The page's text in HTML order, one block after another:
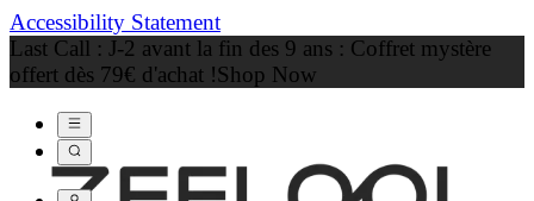
Accessibility Statement
Last Call : J-2 avant la fin des 9 ans : Coffret mystère
offert dès 79€ d'achat !Shop Now